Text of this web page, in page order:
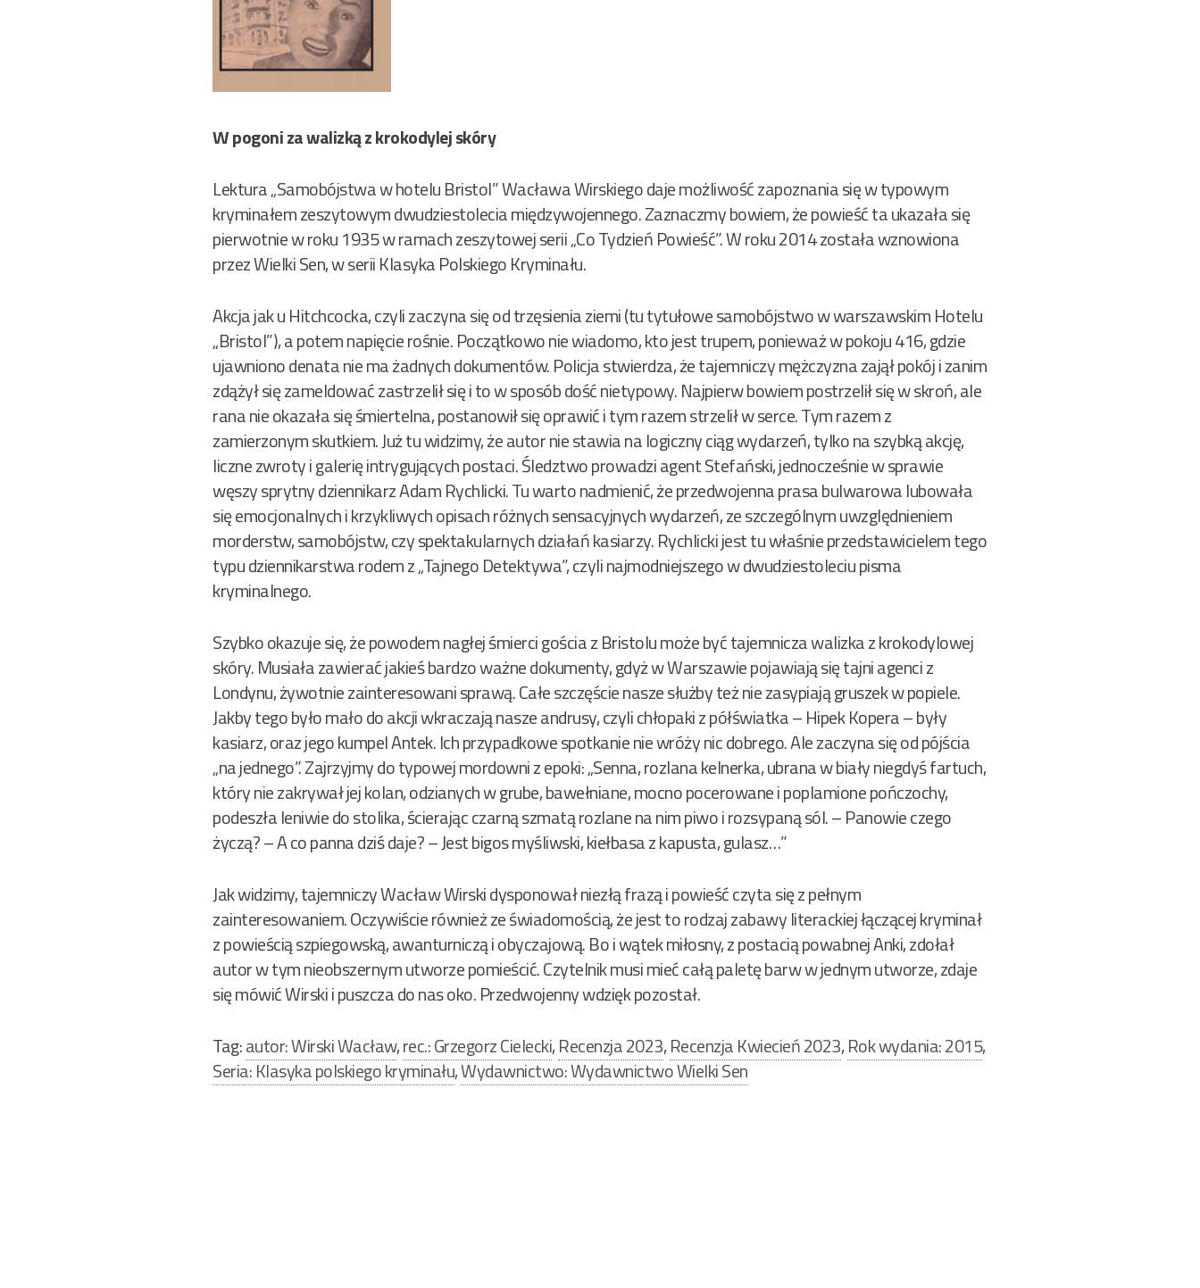
W pogoni za walizką z krokodylej skóry
Lektura „Samobójstwa w hotelu Bristol” Wacława Wirskiego daje możliwość zapoznania się w typowym
kryminałem zeszytowym dwudziestolecia międzywojennego. Zaznaczmy bowiem, że powieść ta ukazała się
pierwotnie w roku 1935 w ramach zeszytowej serii „Co Tydzień Powieść”. W roku 2014 została wznowiona
przez Wielki Sen, w serii Klasyka Polskiego Kryminału.
Akcja jak u Hitchcocka, czyli zaczyna się od trzęsienia ziemi (tu tytułowe samobójstwo w warszawskim Hotelu
„Bristol”), a potem napięcie rośnie. Początkowo nie wiadomo, kto jest trupem, ponieważ w pokoju 416, gdzie
ujawniono denata nie ma żadnych dokumentów. Policja stwierdza, że tajemniczy mężczyzna zajął pokój i zanim
zdążył się zameldować zastrzelił się i to w sposób dość nietypowy. Najpierw bowiem postrzelił się w skroń, ale
rana nie okazała się śmiertelna, postanowił się oprawić i tym razem strzelił w serce. Tym razem z
zamierzonym skutkiem. Już tu widzimy, że autor nie stawia na logiczny ciąg wydarzeń, tylko na szybką akcję,
liczne zwroty i galerię intrygujących postaci. Śledztwo prowadzi agent Stefański, jednocześnie w sprawie
węszy sprytny dziennikarz Adam Rychlicki. Tu warto nadmienić, że przedwojenna prasa bulwarowa lubowała
się emocjonalnych i krzykliwych opisach różnych sensacyjnych wydarzeń, ze szczególnym uwzględnieniem
morderstw, samobójstw, czy spektakularnych działań kasiarzy. Rychlicki jest tu właśnie przedstawicielem tego
typu dziennikarstwa rodem z „Tajnego Detektywa”, czyli najmodniejszego w dwudziestoleciu pisma
kryminalnego.
Szybko okazuje się, że powodem nagłej śmierci gościa z Bristolu może być tajemnicza walizka z krokodylowej
skóry. Musiała zawierać jakieś bardzo ważne dokumenty, gdyż w Warszawie pojawiają się tajni agenci z
Londynu, żywotnie zainteresowani sprawą. Całe szczęście nasze służby też nie zasypiają gruszek w popiele.
Jakby tego było mało do akcji wkraczają nasze andrusy, czyli chłopaki z półświatka – Hipek Kopera – były
kasiarz, oraz jego kumpel Antek. Ich przypadkowe spotkanie nie wróży nic dobrego. Ale zaczyna się od pójścia
„na jednego”. Zajrzyjmy do typowej mordowni z epoki: „Senna, rozlana kelnerka, ubrana w biały niegdyś fartuch,
który nie zakrywał jej kolan, odzianych w grube, bawełniane, mocno pocerowane i poplamione pończochy,
podeszła leniwie do stolika, ścierając czarną szmatą rozlane na nim piwo i rozsypaną sól. – Panowie czego
życzą? – A co panna dziś daje? – Jest bigos myśliwski, kiełbasa z kapusta, gulasz…”
Jak widzimy, tajemniczy Wacław Wirski dysponował niezłą frazą i powieść czyta się z pełnym
zainteresowaniem. Oczywiście również ze świadomością, że jest to rodzaj zabawy literackiej łączącej kryminał
z powieścią szpiegowską, awanturniczą i obyczajową. Bo i wątek miłosny, z postacią powabnej Anki, zdołał
autor w tym nieobszernym utworze pomieścić. Czytelnik musi mieć całą paletę barw w jednym utworze, zdaje
się mówić Wirski i puszcza do nas oko. Przedwojenny wdzięk pozostał.
Tag:autor: Wirski Wacław,rec.: Grzegorz Cielecki,Recenzja 2023,Recenzja Kwiecień 2023,Rok wydania: 2015,
Seria: Klasyka polskiego kryminału,Wydawnictwo: Wydawnictwo Wielki Sen